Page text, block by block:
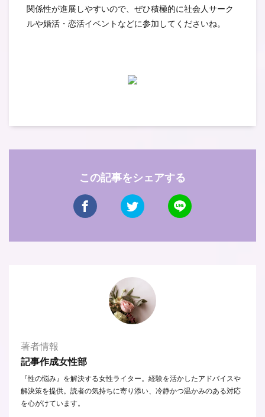
関係性が進展しやすいので、ぜひ積極的に社会人サーク
ルや婚活・恋活イベントなどに参加してくださいね。
この記事をシェアする
著者情報
記事作成女性部
『性の悩み』を解決する女性ライター。経験を活かしたアドバイスや
解決策を提供。読者の気持ちに寄り添い、冷静かつ温かみのある対応
を心がけています。